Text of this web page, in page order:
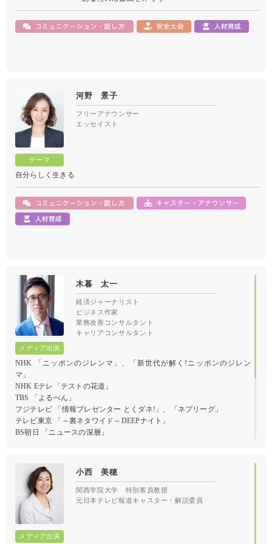
河野 景子
フリーアナウンサー
エッセイスト
自分らしく生きる
木暮 太一
経済ジャーナリスト
ビジネス作家
業務改善コンサルタント
キャリアコンサルタント
NHK 「ニッポンのジレンマ」、「新世代が解く!ニッポンのジレン
マ」
NHK Eテレ「テストの花道」
TBS 「よるべん」
フジテレビ 「情報プレゼンター とくダネ!」、「ネプリーグ」
テレビ東京 「～裏ネタワイド～DEEPナイト」
BS朝日 「ニュースの深層」
経営者、リーダーのための言語化
小西 美穂
関西学院大学 特別客員教授
元日本テレビ報道キャスター・解説委員